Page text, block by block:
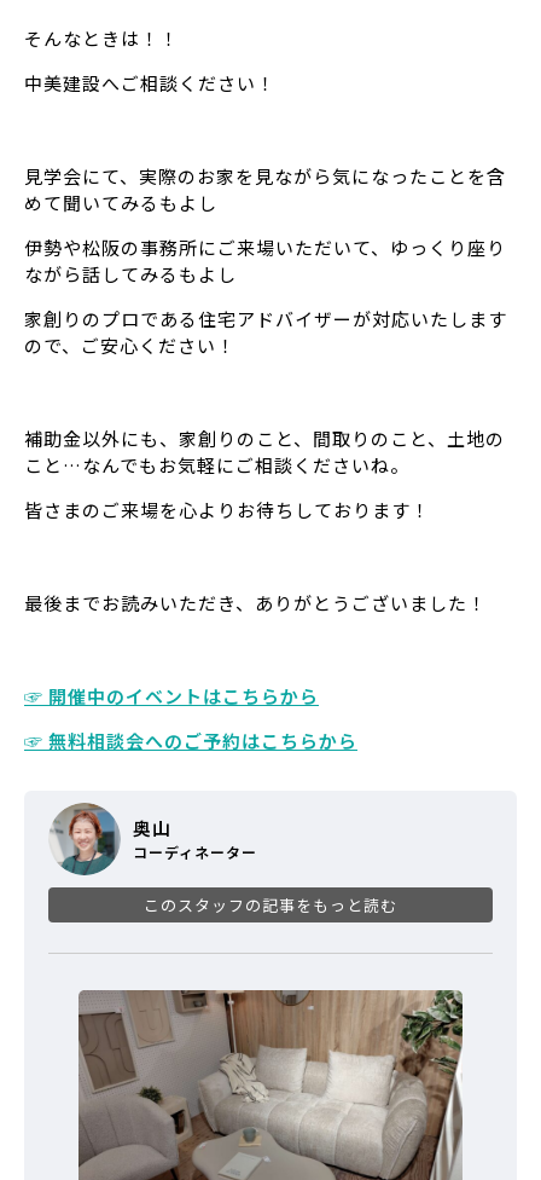
そんなときは！！
中美建設へご相談ください！
見学会にて、実際のお家を見ながら気になったことを含
めて聞いてみるもよし
伊勢や松阪の事務所にご来場いただいて、ゆっくり座り
ながら話してみるもよし
家創りのプロである住宅アドバイザーが対応いたします
ので、ご安心ください！
補助金以外にも、家創りのこと、間取りのこと、土地の
こと…なんでもお気軽にご相談くださいね。
皆さまのご来場を心よりお待ちしております！
最後までお読みいただき、ありがとうございました！
☞ 開催中のイベントはこちらから
☞ 無料相談会へのご予約はこちらから
奥山
コーディネーター
このスタッフの記事をもっと読む